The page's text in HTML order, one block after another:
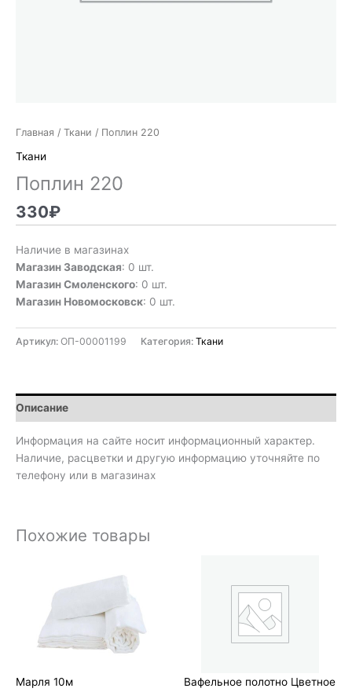
Главная / Ткани / Поплин 220
Ткани
Поплин 220
330₽
Наличие в магазинах
Магазин Заводская: 0 шт.
Магазин Смоленского: 0 шт.
Магазин Новомосковск: 0 шт.
Артикул: ОП-00001199 Категория: Ткани
Описание
Информация на сайте носит информационный характер.
Наличие, расцветки и другую информацию уточняйте по
телефону или в магазинах
Похожие товары
Марля 10м
Вафельное полотно Цветное